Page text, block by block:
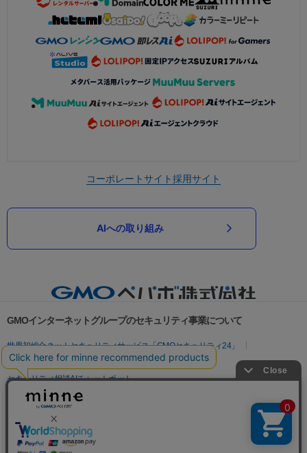
コーポレートサイト採用サイト
AIへの取り組み
GMOインターネットグループのセキュリティ事業について
世界初総合ネットセキュリティサービス「GMOセキュリティ24」
パスワード漏洩診断
Webサイトリスク診断
セキュリティ相談AIチャットボット
実在証明・盗聴対策
サイバー攻撃対策（GMO Flatt Security）
セキュリティ事業の軌跡